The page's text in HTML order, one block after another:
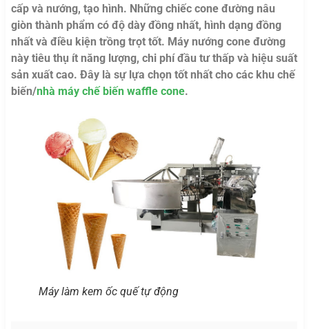
cấp và nướng, tạo hình. Những chiếc cone đường nâu
giòn thành phẩm có độ dày đồng nhất, hình dạng đồng
nhất và điều kiện trồng trọt tốt. Máy nướng cone đường
này tiêu thụ ít năng lượng, chi phí đầu tư thấp và hiệu suất
sản xuất cao. Đây là sự lựa chọn tốt nhất cho các khu chế
biến/nhà máy chế biến waffle cone.
Máy làm kem ốc quế tự động